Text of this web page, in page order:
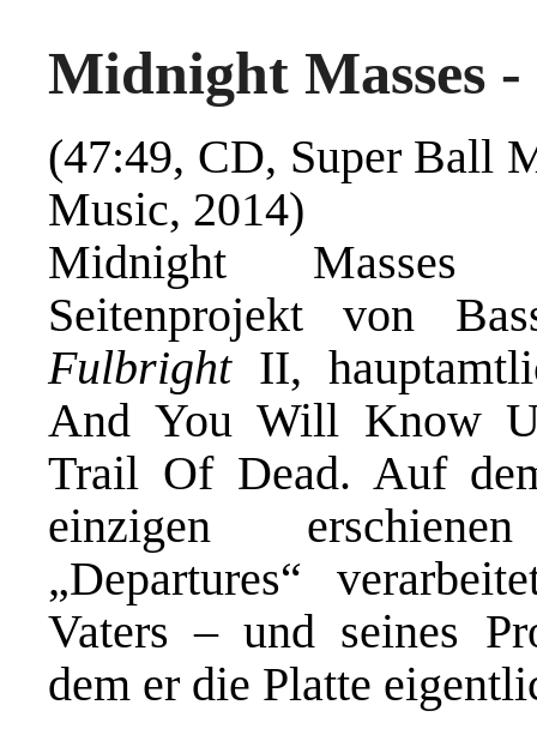
Midnight Masses
(47:49, CD, Super Ball
Music, 2014)
Midnight
Seitenprojekt von
FulbrightII,
And You Will Know
Trail Of Dead. Auf
einzigen
„Departures“
Vaters – und seines
dem er die Platte